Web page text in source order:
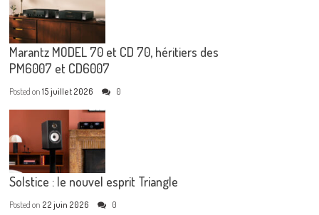
Marantz MODEL 70 et CD 70, héritiers des
PM6007 et CD6007
Posted on15 juillet 2026 0
Solstice : le nouvel esprit Triangle
Posted on 22 juin 2026 0